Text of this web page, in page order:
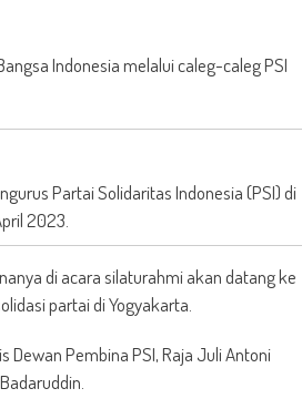
Indonesia melalui caleg-caleg PSI
Partai Solidaritas Indonesia (PSI) di
2023.
di acara silaturahmi akan datang ke
partai di Yogyakarta.
Pembina PSI, Raja Juli Antoni